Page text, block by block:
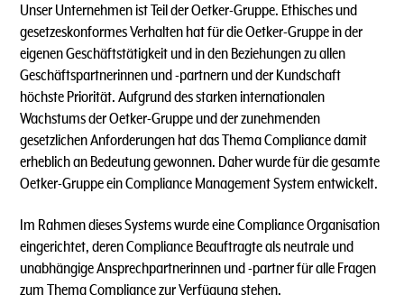
Unser Unternehmen ist Teil der Oetker-Gruppe. Ethisches und
gesetzeskonformes Verhalten hat für die Oetker-Gruppe in der
eigenen Geschäftstätigkeit und in den Beziehungen zu allen
Geschäftspartnerinnen und -partnern und der Kundschaft
höchste Priorität. Aufgrund des starken internationalen
Wachstums der Oetker-Gruppe und der zunehmenden
gesetzlichen Anforderungen hat das Thema Compliance damit
erheblich an Bedeutung gewonnen. Daher wurde für die gesamte
Oetker-Gruppe ein Compliance Management System entwickelt.
Im Rahmen dieses Systems wurde eine Compliance Organisation
eingerichtet, deren Compliance Beauftragte als neutrale und
unabhängige Ansprechpartnerinnen und -partner für alle Fragen
zum Thema Compliance zur Verfügung stehen.